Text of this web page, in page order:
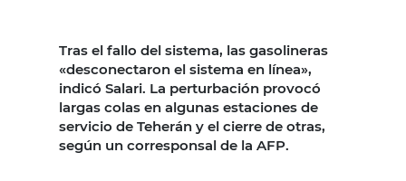
Tras el fallo del sistema, las gasolineras
«desconectaron el sistema en línea»,
indicó Salari. La perturbación provocó
largas colas en algunas estaciones de
servicio de Teherán y el cierre de otras,
según un corresponsal de la AFP.